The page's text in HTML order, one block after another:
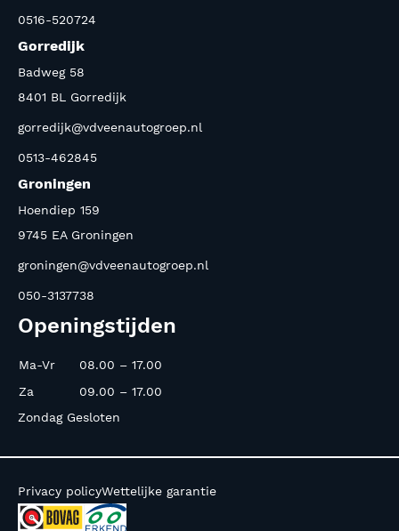
0516-520724
Gorredijk
Badweg 58
8401 BL Gorredijk
gorredijk@vdveenautogroep.nl
0513-462845
Groningen
Hoendiep 159
9745 EA Groningen
groningen@vdveenautogroep.nl
050-3137738
Openingstijden
Ma-Vr
08.00 – 17.00
Za
09.00 – 17.00
Zondag Gesloten
Privacy policyWettelijke garantie